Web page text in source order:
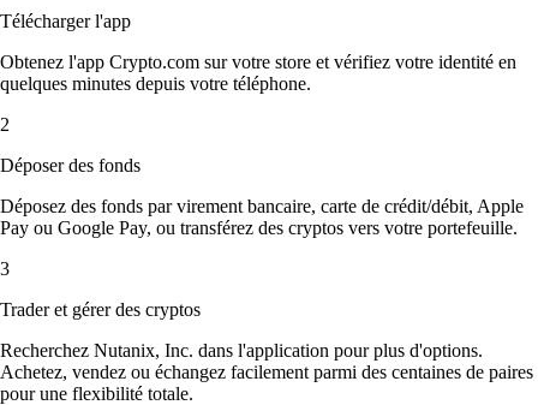
Télécharger l'app
Obtenez l'app Crypto.com sur votre store et vérifiez votre identité en
quelques minutes depuis votre téléphone.
2
Déposer des fonds
Déposez des fonds par virement bancaire, carte de crédit/débit, Apple
Pay ou Google Pay, ou transférez des cryptos vers votre portefeuille.
3
Trader et gérer des cryptos
Recherchez Nutanix, Inc. dans l'application pour plus d'options.
Achetez, vendez ou échangez facilement parmi des centaines de paires
pour une flexibilité totale.